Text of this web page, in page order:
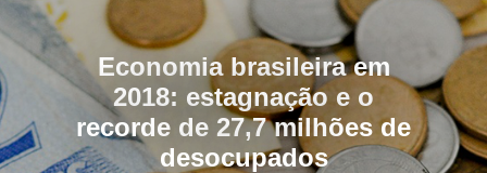
Economia brasileira em
2018: estagnação e o
recorde de 27,7 milhões de
desocupados